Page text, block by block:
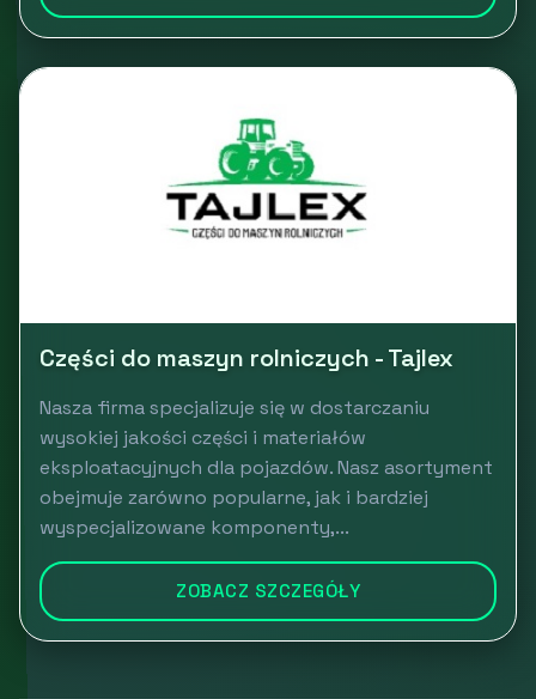
Części do maszyn rolniczych - Tajlex
Nasza firma specjalizuje się w dostarczaniu
wysokiej jakości części i materiałów
eksploatacyjnych dla pojazdów. Nasz asortyment
obejmuje zarówno popularne, jak i bardziej
wyspecjalizowane komponenty,...
ZOBACZ SZCZEGÓŁY